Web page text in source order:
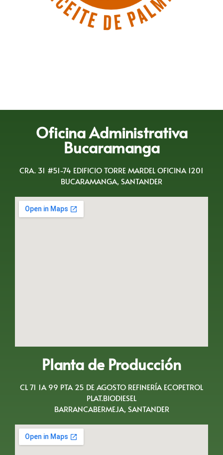
Oficina Administrativa
Bucaramanga
CRA. 31 #51-74 EDIFICIO TORRE MARDEL OFICINA 1201
BUCARAMANGA, SANTANDER
Planta de Producción
CL 71 1A 99 PTA 25 DE AGOSTO REFINERÍA ECOPETROL
PLAT.BIODIESEL
BARRANCABERMEJA, SANTANDER